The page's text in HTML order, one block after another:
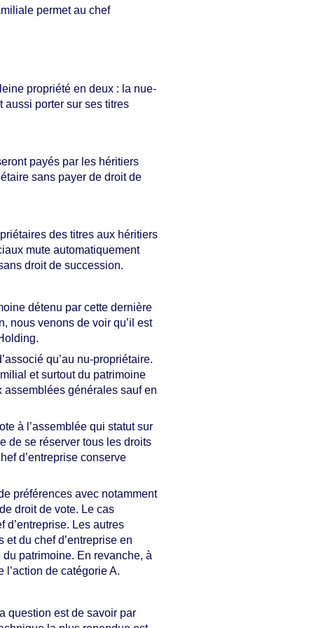
permet au chef
propriété en deux : la nue-
aussi porter sur ses titres
payés par les héritiers
sans payer de droit de
des titres aux héritiers
mute automatiquement
droit de succession.
détenu par cette dernière
nous venons de voir qu’il est
qu’au nu-propriétaire.
et surtout du patrimoine
assemblées générales sauf en
à l’assemblée qui statut sur
de se réserver tous les droits
d’entreprise conserve
préférences avec notamment
droit de vote. Le cas
d’entreprise. Les autres
du chef d’entreprise en
patrimoine. En revanche, à
de catégorie A.
question est de savoir par